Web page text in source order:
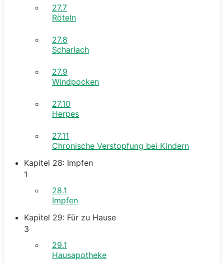
27.7
Röteln
27.8
Scharlach
27.9
Windpocken
27.10
Herpes
27.11
Chronische Verstopfung bei Kindern
Kapitel 28: Impfen
1
28.1
Impfen
Kapitel 29: Für zu Hause
3
29.1
Hausapotheke